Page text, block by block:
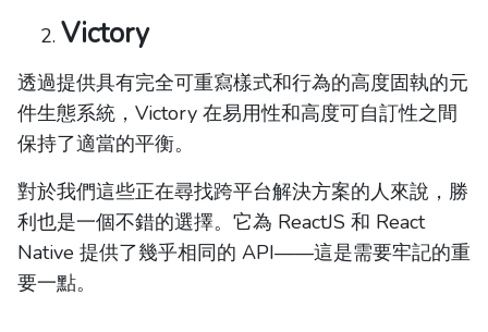
Victory
透過提供具有完全可重寫樣式和行為的高度固執的元
件生態系統，Victory 在易用性和高度可自訂性之間
保持了適當的平衡。
對於我們這些正在尋找跨平台解決方案的人來說，勝
利也是一個不錯的選擇。它為 ReactJS 和 React
Native 提供了幾乎相同的 API——這是需要牢記的重
要一點。